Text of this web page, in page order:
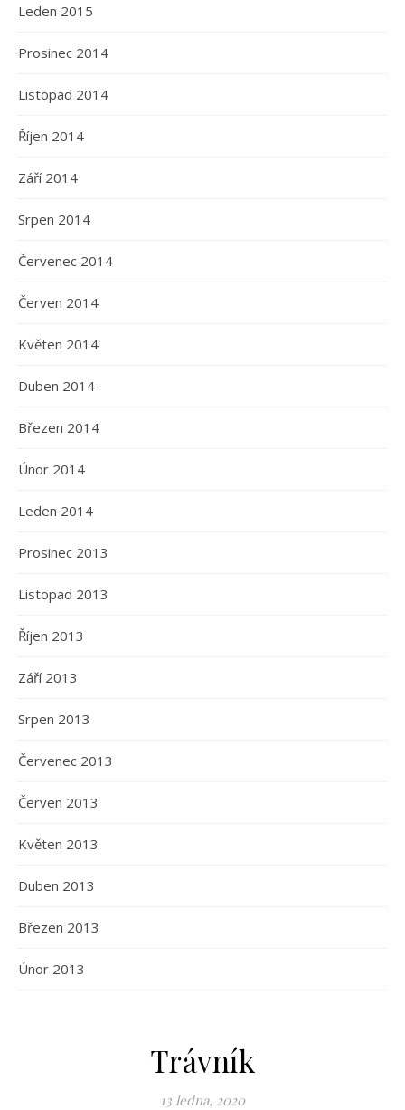
Leden 2015
Prosinec 2014
Listopad 2014
Říjen 2014
Září 2014
Srpen 2014
Červenec 2014
Červen 2014
Květen 2014
Duben 2014
Březen 2014
Únor 2014
Leden 2014
Prosinec 2013
Listopad 2013
Říjen 2013
Září 2013
Srpen 2013
Červenec 2013
Červen 2013
Květen 2013
Duben 2013
Březen 2013
Únor 2013
Trávník
13 ledna, 2020